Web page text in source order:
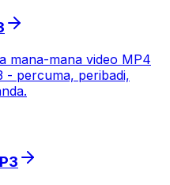
mana-mana video MP4
- percuma, peribadi,